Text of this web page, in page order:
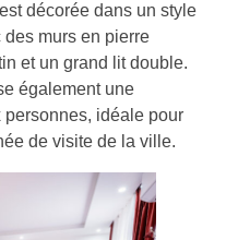
décorée dans un style
murs en pierre
et un grand lit double.
également une
idéale pour
de visite de la ville.